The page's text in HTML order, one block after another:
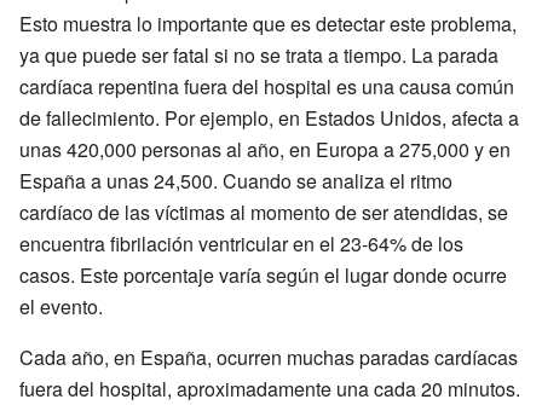
Esto muestra lo importante que es detectar este problema,
ya que puede ser fatal si no se trata a tiempo. La parada
cardíaca repentina fuera del hospital es una causa común
de fallecimiento. Por ejemplo, en Estados Unidos, afecta a
unas 420,000 personas al año, en Europa a 275,000 y en
España a unas 24,500. Cuando se analiza el ritmo
cardíaco de las víctimas al momento de ser atendidas, se
encuentra fibrilación ventricular en el 23-64% de los
casos. Este porcentaje varía según el lugar donde ocurre
el evento.
Cada año, en España, ocurren muchas paradas cardíacas
fuera del hospital, aproximadamente una cada 20 minutos.